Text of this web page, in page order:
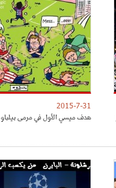
2015-7-31
هدف ميسي الأول في مرمى بيلباو